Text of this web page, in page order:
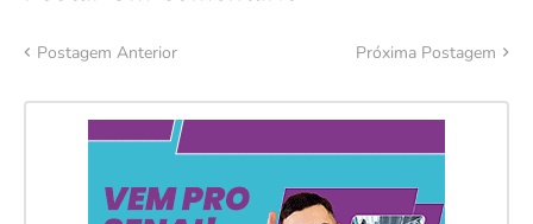
Postagem Anterior Próxima Postagem